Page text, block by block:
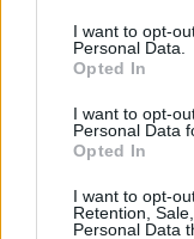
I want to opt-
Personal Data.
Opted In
I want to opt-
Personal Data
Opted In
I want to opt-
Retention,
Personal Data
KEDVES
A keresett cikk
tartozik,
regisztrációhoz
Portfolio.hu